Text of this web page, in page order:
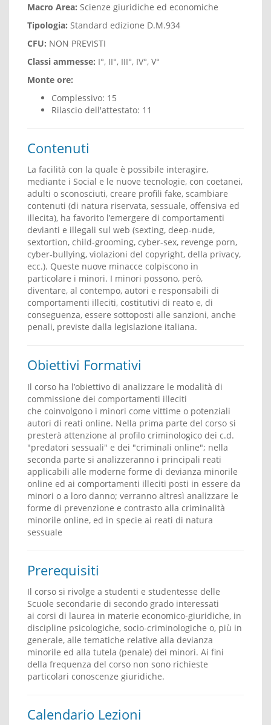
Macro Area: Scienze giuridiche ed economiche
Tipologia: Standard edizione D.M.934
CFU: NON PREVISTI
Classi ammesse: I°, II°, III°, IV°, V°
Monte ore:
Complessivo: 15
Rilascio dell'attestato: 11
Contenuti
La facilità con la quale è possibile interagire,
mediante i Social e le nuove tecnologie, con coetanei,
adulti o sconosciuti, creare profili fake, scambiare
contenuti (di natura riservata, sessuale, offensiva ed
illecita), ha favorito l’emergere di comportamenti
devianti e illegali sul web (sexting, deep-nude,
sextortion, child-grooming, cyber-sex, revenge porn,
cyber-bullying, violazioni del copyright, della privacy,
ecc.). Queste nuove minacce colpiscono in
particolare i minori. I minori possono, però,
diventare, al contempo, autori e responsabili di
comportamenti illeciti, costitutivi di reato e, di
conseguenza, essere sottoposti alle sanzioni, anche
penali, previste dalla legislazione italiana.
Obiettivi Formativi
Il corso ha l’obiettivo di analizzare le modalità di
commissione dei comportamenti illeciti
che coinvolgono i minori come vittime o potenziali
autori di reati online. Nella prima parte del corso si
presterà attenzione al profilo criminologico dei c.d.
"predatori sessuali" e dei "criminali online"; nella
seconda parte si analizzeranno i principali reati
applicabili alle moderne forme di devianza minorile
online ed ai comportamenti illeciti posti in essere da
minori o a loro danno; verranno altresì analizzare le
forme di prevenzione e contrasto alla criminalità
minorile online, ed in specie ai reati di natura
sessuale
Prerequisiti
Il corso si rivolge a studenti e studentesse delle
Scuole secondarie di secondo grado interessati
ai corsi di laurea in materie economico-giuridiche, in
discipline psicologiche, socio-criminologiche o, più in
generale, alle tematiche relative alla devianza
minorile ed alla tutela (penale) dei minori. Ai fini
della frequenza del corso non sono richieste
particolari conoscenze giuridiche.
Calendario Lezioni